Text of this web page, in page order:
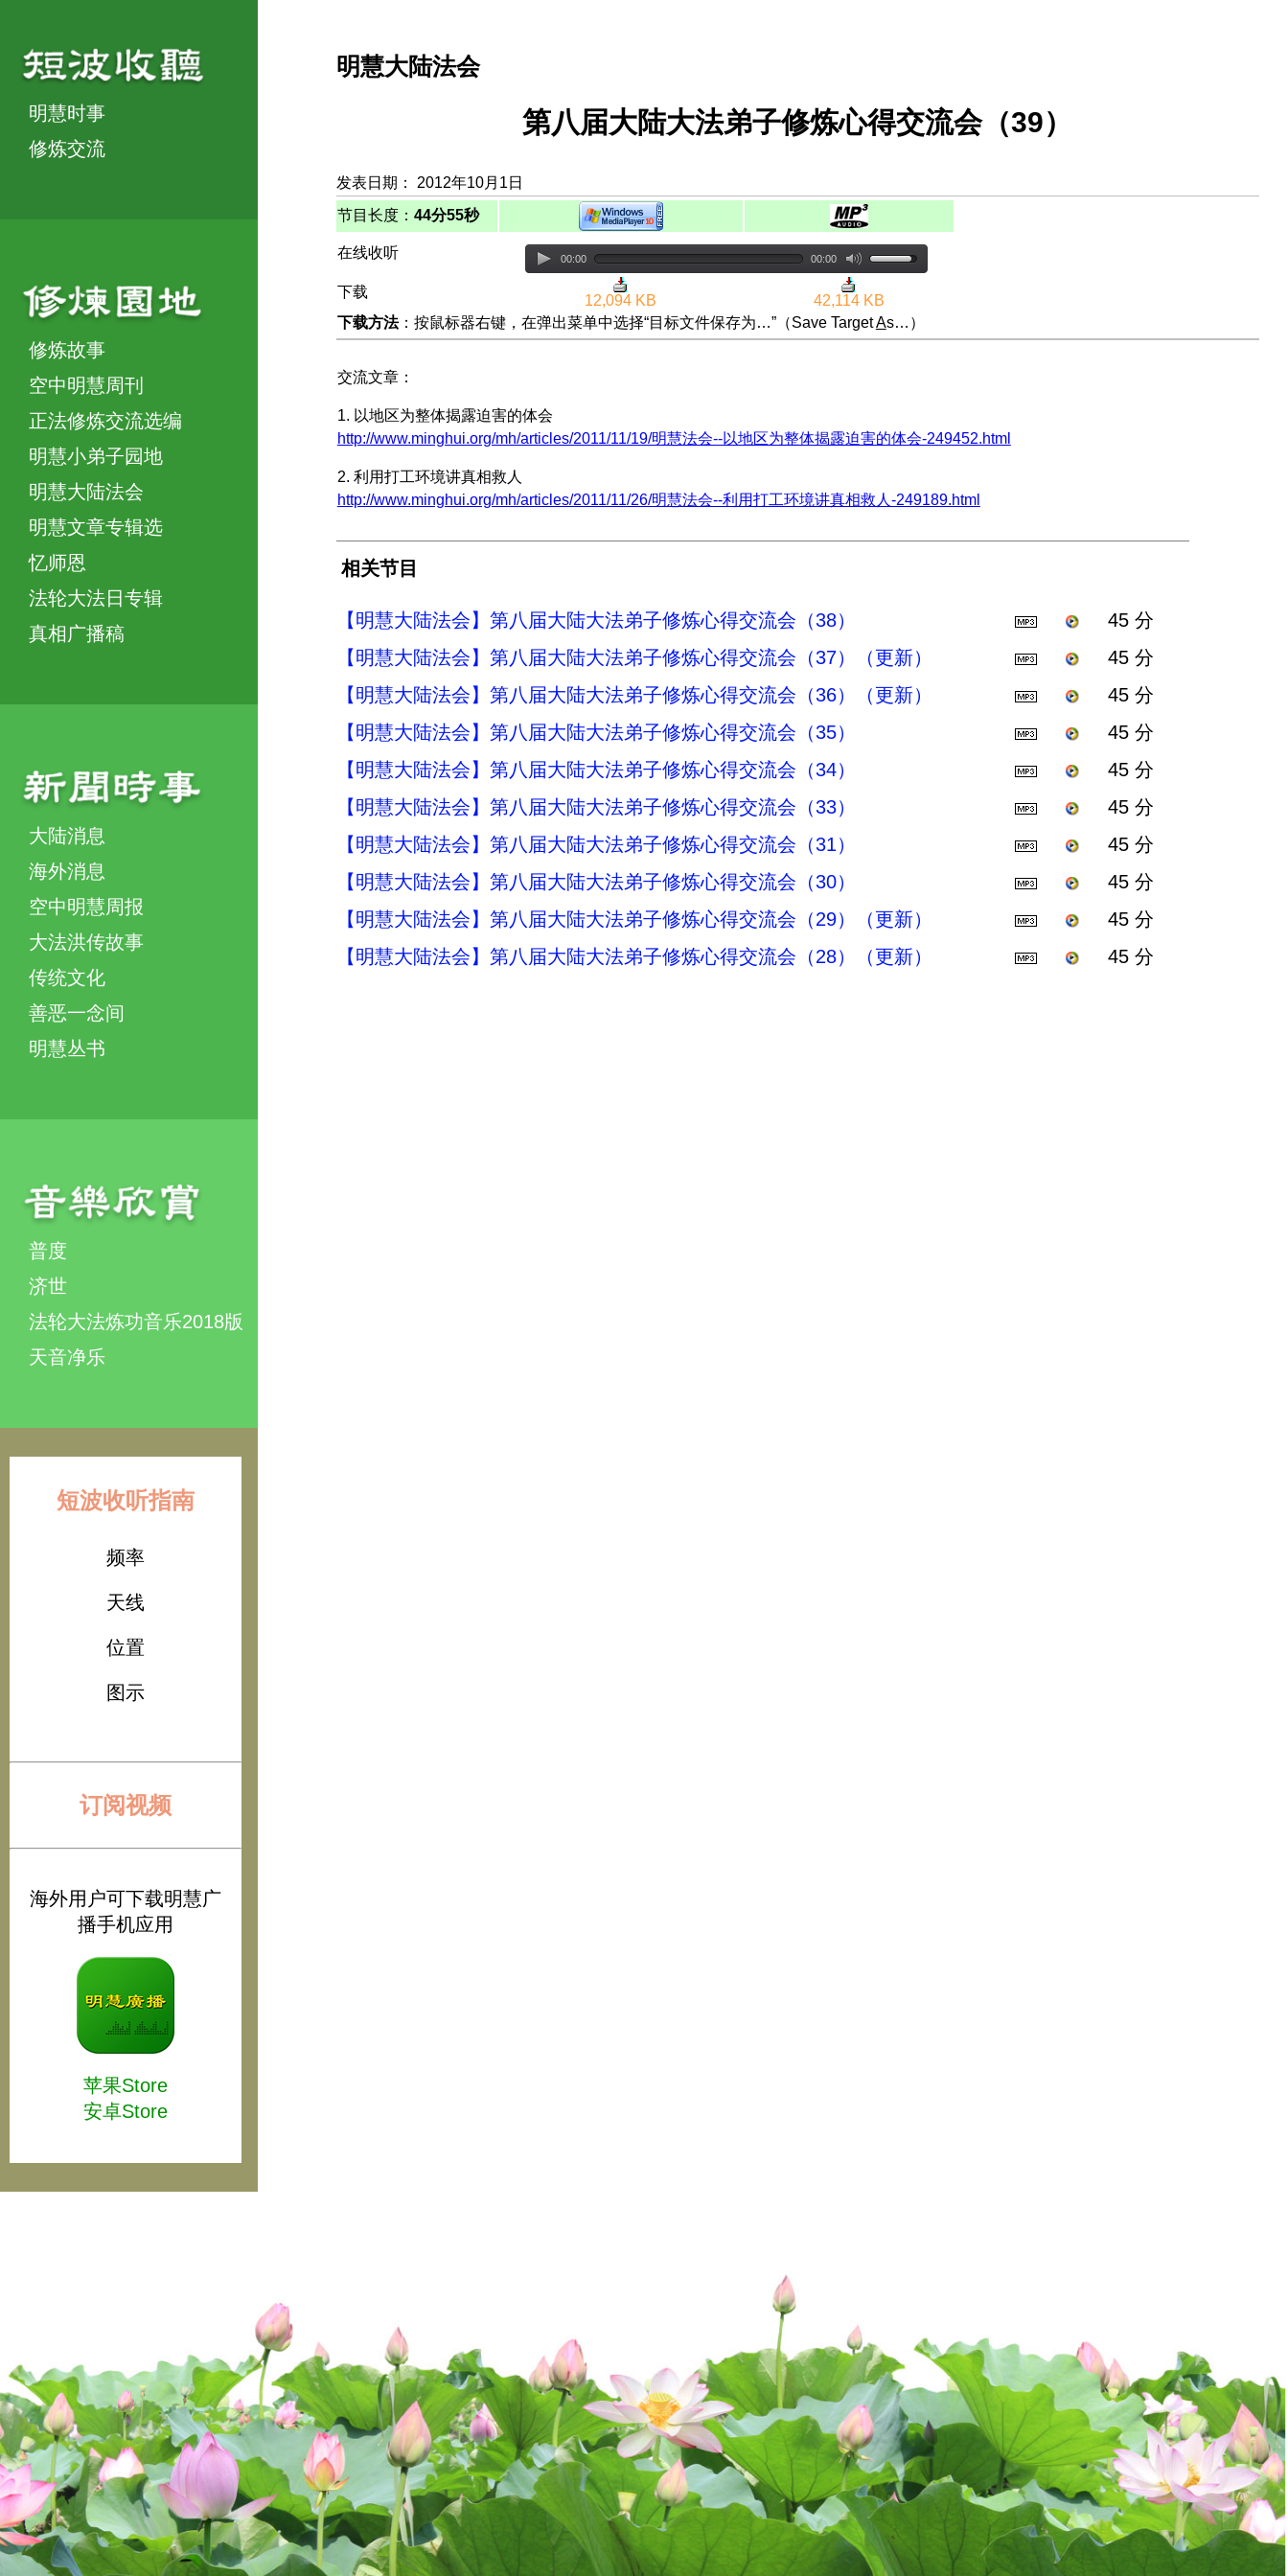
明慧时事
修炼交流
修炼故事
空中明慧周刊
正法修炼交流选编
明慧小弟子园地
明慧大陆法会
明慧文章专辑选
忆师恩
法轮大法日专辑
真相广播稿
大陆消息
海外消息
空中明慧周报
大法洪传故事
传统文化
善恶一念间
明慧丛书
普度
济世
法轮大法炼功音乐2018版
天音净乐
短波收听指南
频率
天线
位置
图示
订阅视频
海外用户可下载明慧广
播手机应用
苹果Store
安卓Store
明慧大陆法会
第八届大陆大法弟子修炼心得交流会（39）
发表日期： 2012年10月1日
节目长度： 44分55秒
在线收听 00:00 00:00
下载
12,094 KB
42,114 KB
下载方法：按鼠标器右键，在弹出菜单中选择“目标文件保存为…”（Save TargetAs…）
交流文章：
1. 以地区为整体揭露迫害的体会
http://www.minghui.org/mh/articles/2011/11/19/明慧法会--以地区为整体揭露迫害的体会-249452.html
2. 利用打工环境讲真相救人
http://www.minghui.org/mh/articles/2011/11/26/明慧法会--利用打工环境讲真相救人-249189.html
相关节目
【明慧大陆法会】第八届大陆大法弟子修炼心得交流会（38）
45 分
【明慧大陆法会】第八届大陆大法弟子修炼心得交流会（37）（更新）
45 分
【明慧大陆法会】第八届大陆大法弟子修炼心得交流会（36）（更新）
45 分
【明慧大陆法会】第八届大陆大法弟子修炼心得交流会（35）
45 分
【明慧大陆法会】第八届大陆大法弟子修炼心得交流会（34）
45 分
【明慧大陆法会】第八届大陆大法弟子修炼心得交流会（33）
45 分
【明慧大陆法会】第八届大陆大法弟子修炼心得交流会（31）
45 分
【明慧大陆法会】第八届大陆大法弟子修炼心得交流会（30）
45 分
【明慧大陆法会】第八届大陆大法弟子修炼心得交流会（29）（更新）
45 分
【明慧大陆法会】第八届大陆大法弟子修炼心得交流会（28）（更新）
45 分